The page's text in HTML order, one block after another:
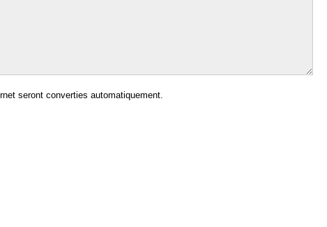
seront converties automatiquement.